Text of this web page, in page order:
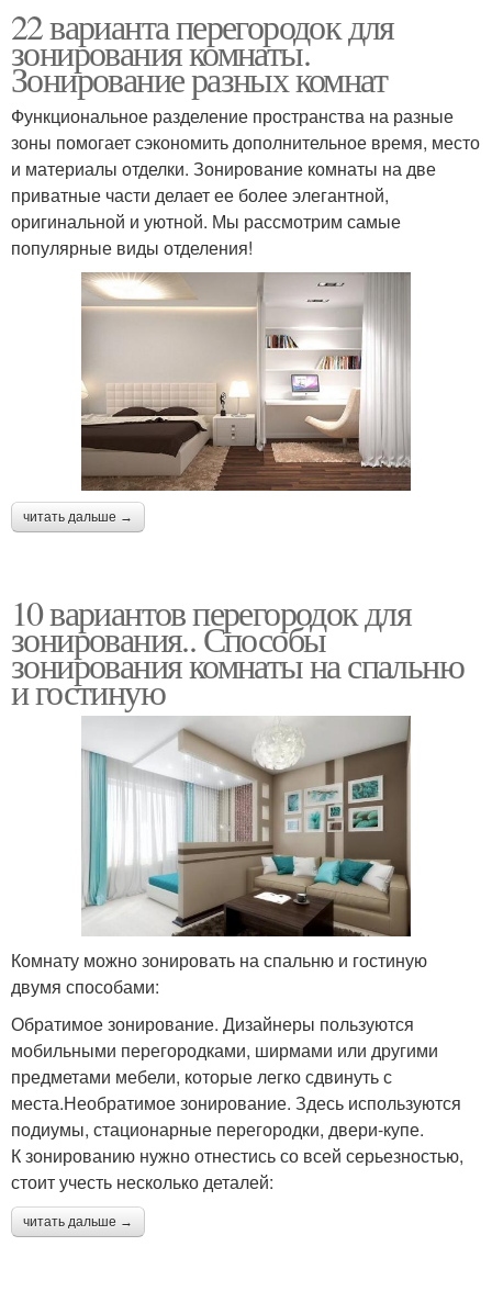
22 варианта перегородок для
зонирования комнаты.
Зонирование разных комнат
Функциональное разделение пространства на разные
зоны помогает сэкономить дополнительное время, место
и материалы отделки. Зонирование комнаты на две
приватные части делает ее более элегантной,
оригинальной и уютной. Мы рассмотрим самые
популярные виды отделения!
читать дальше →
10 вариантов перегородок для
зонирования.. Способы
зонирования комнаты на спальню
и гостиную
Комнату можно зонировать на спальню и гостиную
двумя способами:
Обратимое зонирование. Дизайнеры пользуются
мобильными перегородками, ширмами или другими
предметами мебели, которые легко сдвинуть с
места.Необратимое зонирование. Здесь используются
подиумы, стационарные перегородки, двери-купе.
К зонированию нужно отнестись со всей серьезностью,
стоит учесть несколько деталей:
читать дальше →